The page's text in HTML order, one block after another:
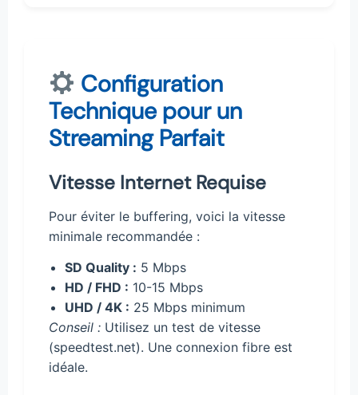
Configuration
Technique pour un
Streaming Parfait
Vitesse Internet Requise
Pour éviter le buffering, voici la vitesse
minimale recommandée :
SD Quality : 5 Mbps
HD / FHD : 10-15 Mbps
UHD / 4K : 25 Mbps minimum
Conseil : Utilisez un test de vitesse
(speedtest.net). Une connexion fibre est
idéale.